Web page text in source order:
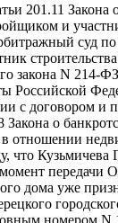
201.11
и
суд
закона N 214-
Российской
с договором и
Закона о
отношении
Кузьмичева
передачи
дома уже
номером